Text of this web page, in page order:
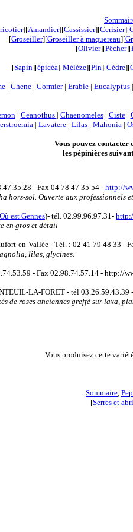
][Amandier][Cassissier][Cerisier][
[Groseiller][Groseiller à maquereau][
[Olivier][Pêcher][
[Sapin][épicéa][Mélèze][Pin][Cèdre][
| Chene | Cormier | Erable | Eucalyptus |
| Ceanothus | Chaenomeles| Ciste|
| Lavatere| Lilas| Mahonia|
Vous pouvez contacter
les pépinières
- Fax 04 78 47 35 54 - http://
hors-sol. Ouverte aux professionnels
Où est Gennes)- tél. 02.99.96.97.31-
en gros et détail
en-Vallée - Tél. : 02 41 79 48 33 -
lilas, glycines.
- Fax 02.98.74.57.14 - http://
LA-FORET - tél 03.26.59.43.39 -
de roses anciennes greffé sur laxa,
Vous produisez cette
Sommaire,
[Serres et